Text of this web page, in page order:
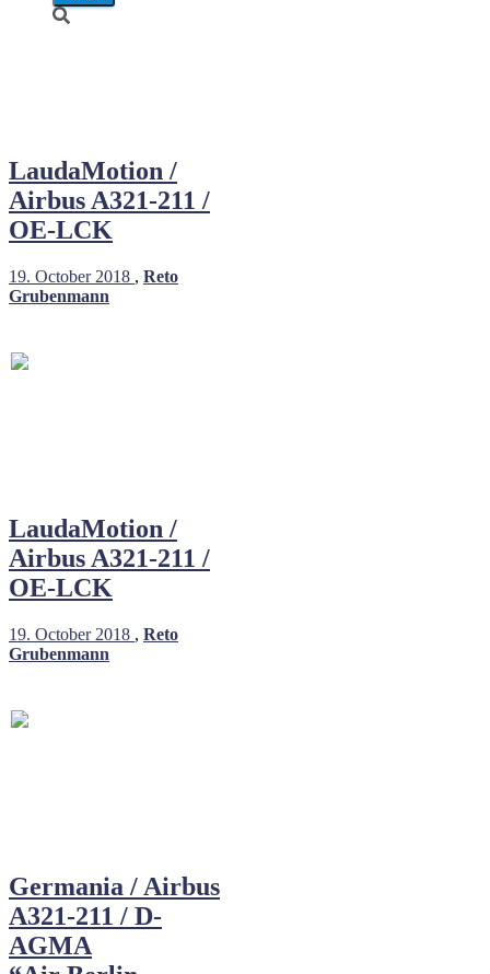
LaudaMotion /
Airbus A321-211 /
OE-LCK
19. October 2018 , Reto
Grubenmann
LaudaMotion /
Airbus A321-211 /
OE-LCK
19. October 2018 , Reto
Grubenmann
Germania / Airbus
A321-211 / D-
AGMA